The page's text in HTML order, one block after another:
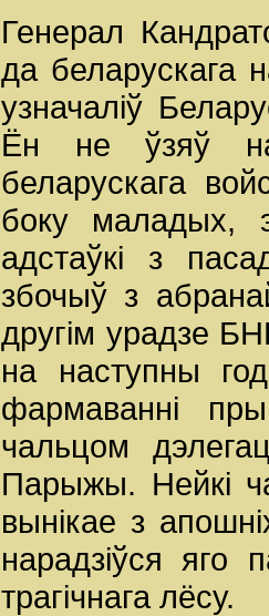
Генерал
да беларускага
узначаліў
Ён не ўзяў
беларускага
боку маладых,
адстаўкі з
збочыў з
другім урадзе
на наступны
фармаванні
чальцом
Парыжы. Нейкі
вынікае з
нарадзіўся яго
трагічнага лёсу.